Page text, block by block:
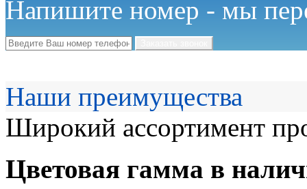
Напишите номер - мы
Наши преимущества
Широкий ассортимент
Цветовая гамма в